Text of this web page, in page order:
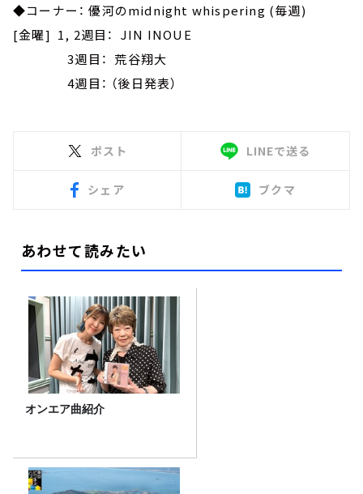
◆コーナー： 優河のmidnight whispering (毎週)
[金曜] 1, 2週目： JIN INOUE
3週目： 荒谷翔大
4週目： （後日発表）
ポスト LINEで送る
シェア ブクマ
あわせて読みたい
オンエア曲紹介